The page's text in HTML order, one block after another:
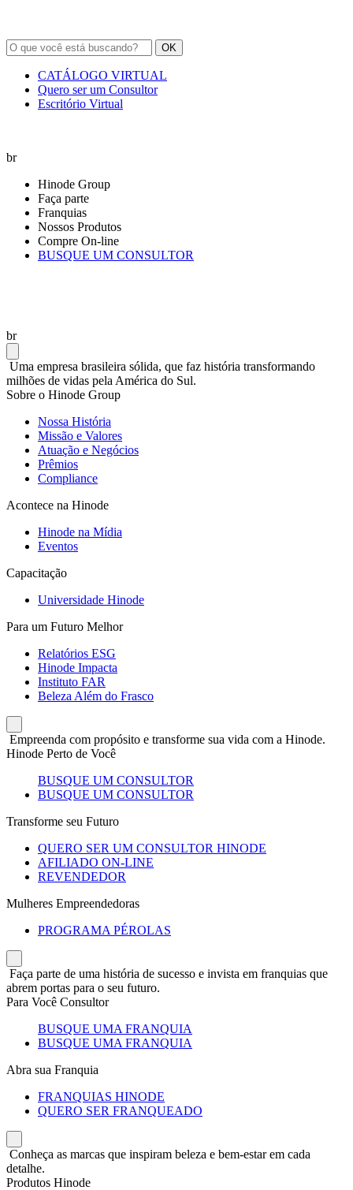
OK
CATÁLOGO VIRTUAL
Quero ser um Consultor
Escritório Virtual
br
Hinode Group
Faça parte
Franquias
Nossos Produtos
Compre On-line
BUSQUE UM CONSULTOR
br
Uma empresa brasileira sólida, que faz história transformando
milhões de vidas pela América do Sul.
Sobre o Hinode Group
Nossa História
Missão e Valores
Atuação e Negócios
Prêmios
Compliance
Acontece na Hinode
Hinode na Mídia
Eventos
Capacitação
Universidade Hinode
Para um Futuro Melhor
Relatórios ESG
Hinode Impacta
Instituto FAR
Beleza Além do Frasco
Empreenda com propósito e transforme sua vida com a Hinode.
Hinode Perto de Você
BUSQUE UM CONSULTOR
BUSQUE UM CONSULTOR
Transforme seu Futuro
QUERO SER UM CONSULTOR HINODE
AFILIADO ON-LINE
REVENDEDOR
Mulheres Empreendedoras
PROGRAMA PÉROLAS
Faça parte de uma história de sucesso e invista em franquias que
abrem portas para o seu futuro.
Para Você Consultor
BUSQUE UMA FRANQUIA
BUSQUE UMA FRANQUIA
Abra sua Franquia
FRANQUIAS HINODE
QUERO SER FRANQUEADO
Conheça as marcas que inspiram beleza e bem-estar em cada
detalhe.
Produtos Hinode